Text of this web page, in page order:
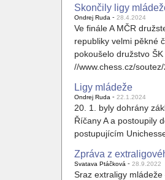
Skončily ligy
Ondrej Ruda - 28.4.2024
Ve finále A MČR
republiky velmi pěkné
pokoušelo družstvo
//www.chess.cz/
Ligy mládeže
Ondrej Ruda - 22.1.2024
20. 1. byly dohrány
Říčany A a postoupily
postupujícím
Zpráva z
Svatava Ptáčková - 28.9.2022
Sraz extraligy